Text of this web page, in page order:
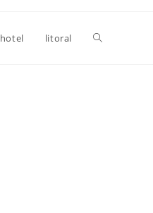
hotel litoral Alternar